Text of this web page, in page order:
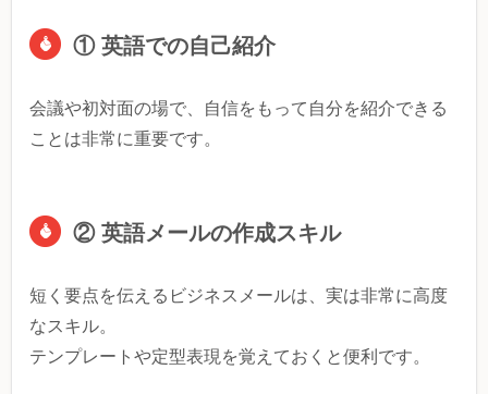
① 英語での自己紹介
会議や初対面の場で、自信をもって自分を紹介できる
ことは非常に重要です。
② 英語メールの作成スキル
短く要点を伝えるビジネスメールは、実は非常に高度
なスキル。
テンプレートや定型表現を覚えておくと便利です。